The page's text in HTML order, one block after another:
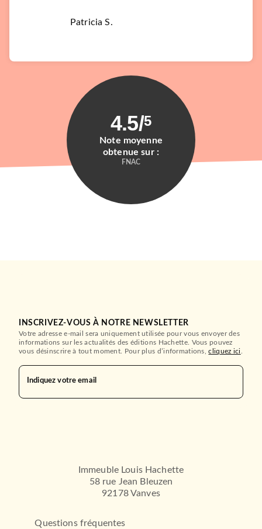
Patricia S.
4.5/5
Note moyenne
obtenue sur :
FNAC
INSCRIVEZ-VOUS À NOTRE NEWSLETTER
Votre adresse e-mail sera uniquement utilisée pour vous envoyer des
informations sur les actualités des éditions Hachette. Vous pouvez
vous désinscrire à tout moment. Pour plus d’informations,cliquez ici
Indiquez votre email
Immeuble Louis Hachette
58 rue Jean Bleuzen
92178 Vanves
Questions fréquentes